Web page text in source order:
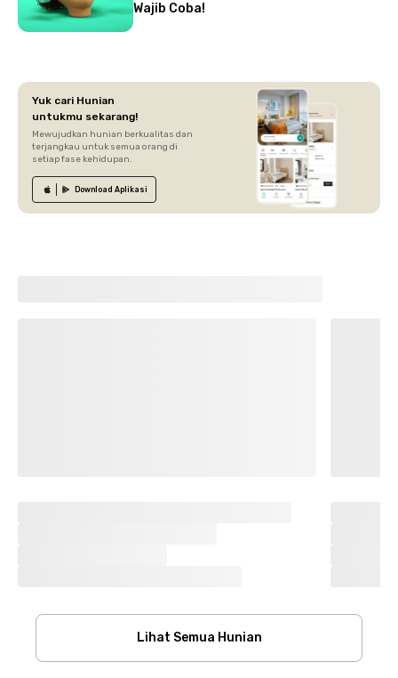
Wajib Coba!
Yuk cari Hunian
untukmu sekarang!
Mewujudkan hunian berkualitas dan
terjangkau untuk semua orang di
setiap fase kehidupan.
Download Aplikasi
Lihat Semua Hunian